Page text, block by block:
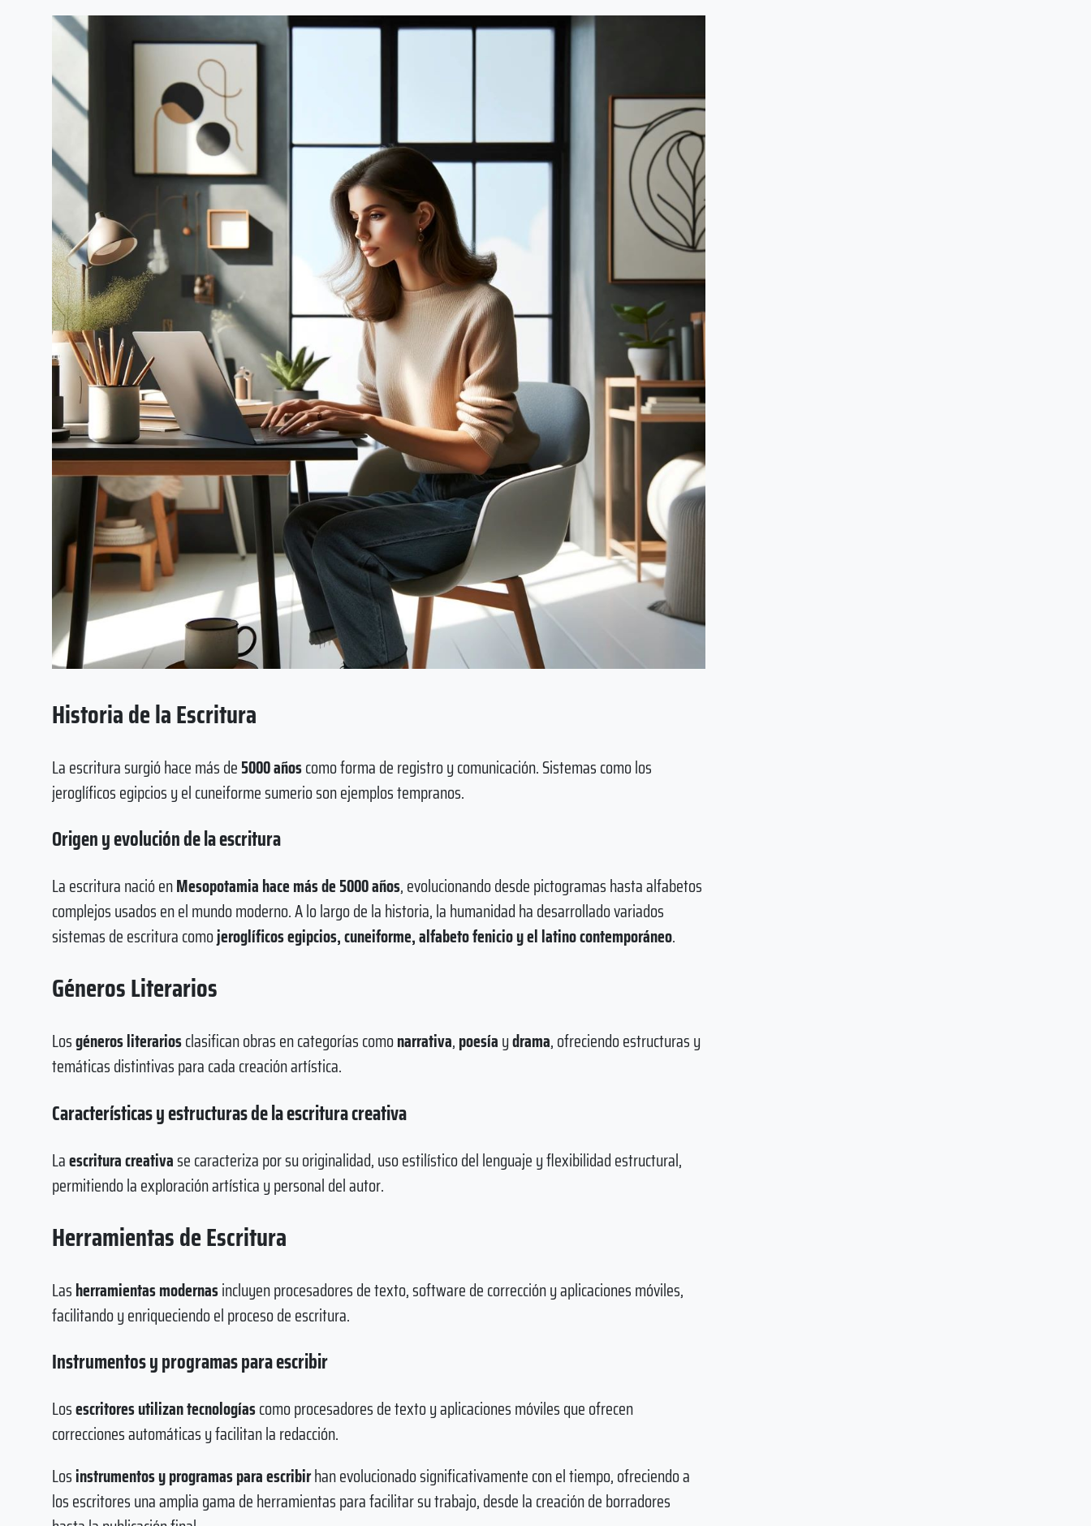
Historia de la Escritura
La escritura surgió hace más de5000 añoscomo forma de registro y comunicación. Sistemas como los
jeroglíficos egipcios y el cuneiforme sumerio son ejemplos tempranos.
Origen y evolución de la escritura
La escritura nació enMesopotamia hace más de 5000 años, evolucionando desde pictogramas hasta alfabetos
complejos usados en el mundo moderno. A lo largo de la historia, la humanidad ha desarrollado variados
sistemas de escritura comojeroglíficos egipcios, cuneiforme, alfabeto fenicio y el latino contemporáneo.
Géneros Literarios
Losgéneros literariosclasifican obras en categorías comonarrativa,poesíaydrama, ofreciendo estructuras y
temáticas distintivas para cada creación artística.
Características y estructuras de la escritura creativa
Laescritura creativase caracteriza por su originalidad, uso estilístico del lenguaje y flexibilidad estructural,
permitiendo la exploración artística y personal del autor.
Herramientas de Escritura
Lasherramientas modernasincluyen procesadores de texto, software de corrección y aplicaciones móviles,
facilitando y enriqueciendo el proceso de escritura.
Instrumentos y programas para escribir
Losescritores utilizan tecnologíascomo procesadores de texto y aplicaciones móviles que ofrecen
correcciones automáticas y facilitan la redacción.
Losinstrumentos y programas para escribirhan evolucionado significativamente con el tiempo, ofreciendo a
los escritores una amplia gama de herramientas para facilitar su trabajo, desde la creación de borradores